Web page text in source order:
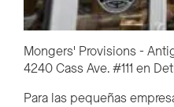
Mongers' Provisions -
4240 Cass Ave. #111 en
Para las pequeñas